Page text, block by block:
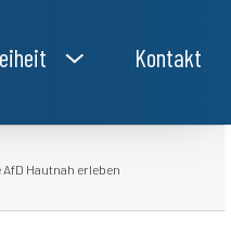
Kontakt
Hautnah erleben